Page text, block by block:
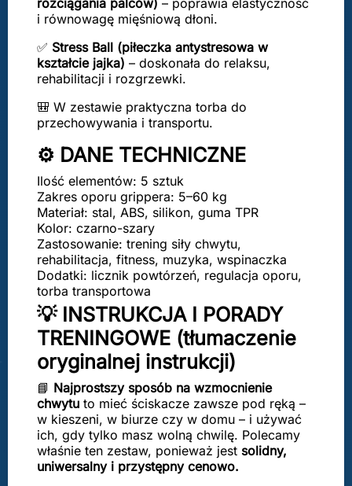
rozciągania palców) – poprawia elastyczność
i równowagę mięśniową dłoni.
✅ Stress Ball (piłeczka antystresowa w
kształcie jajka) – doskonała do relaksu,
rehabilitacji i rozgrzewki.
🎒 W zestawie praktyczna torba do
przechowywania i transportu.
⚙️ DANE TECHNICZNE
Ilość elementów: 5 sztuk
Zakres oporu grippera: 5–60 kg
Materiał: stal, ABS, silikon, guma TPR
Kolor: czarno-szary
Zastosowanie: trening siły chwytu,
rehabilitacja, fitness, muzyka, wspinaczka
Dodatki: licznik powtórzeń, regulacja oporu,
torba transportowa
💡 INSTRUKCJA I PORADY
TRENINGOWE (tłumaczenie
oryginalnej instrukcji)
📘 Najprostszy sposób na wzmocnienie
chwytu to mieć ściskacze zawsze pod ręką –
w kieszeni, w biurze czy w domu – i używać
ich, gdy tylko masz wolną chwilę. Polecamy
właśnie ten zestaw, ponieważ jest solidny,
uniwersalny i przystępny cenowo.